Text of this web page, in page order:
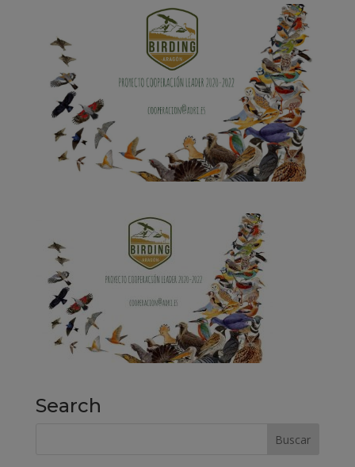
Search